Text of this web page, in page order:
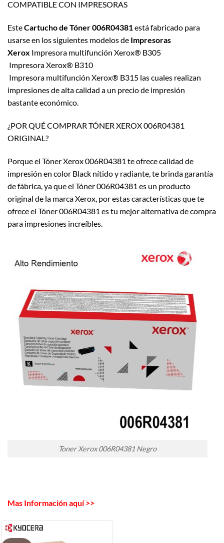
COMPATIBLE CON IMPRESORAS
EsteCartucho de Tóner 006R04381está fabricado para
usarse en los siguientes modelos de Impresoras
Xerox Impresora multifunción Xerox® B305
Impresora Xerox® B310
Impresora multifunción Xerox® B315 las cuales realizan
impresiones de alta calidad a un precio de impresión
bastante económico.
¿POR QUÉ COMPRAR TÓNER XEROX 006R04381
ORIGINAL?
Porque el Tóner Xerox 006R04381 te ofrece calidad de
impresión en color Black nítido y radiante, te brinda garantía
de fábrica, ya que el Tóner 006R04381 es un producto
original de la marca Xerox, por estas características que te
ofrece el Tóner 006R04381 es tu mejor alternativa de compra
para impresiones increíbles.
Toner Xerox 006R04381 Negro
Mas Información aquí >>